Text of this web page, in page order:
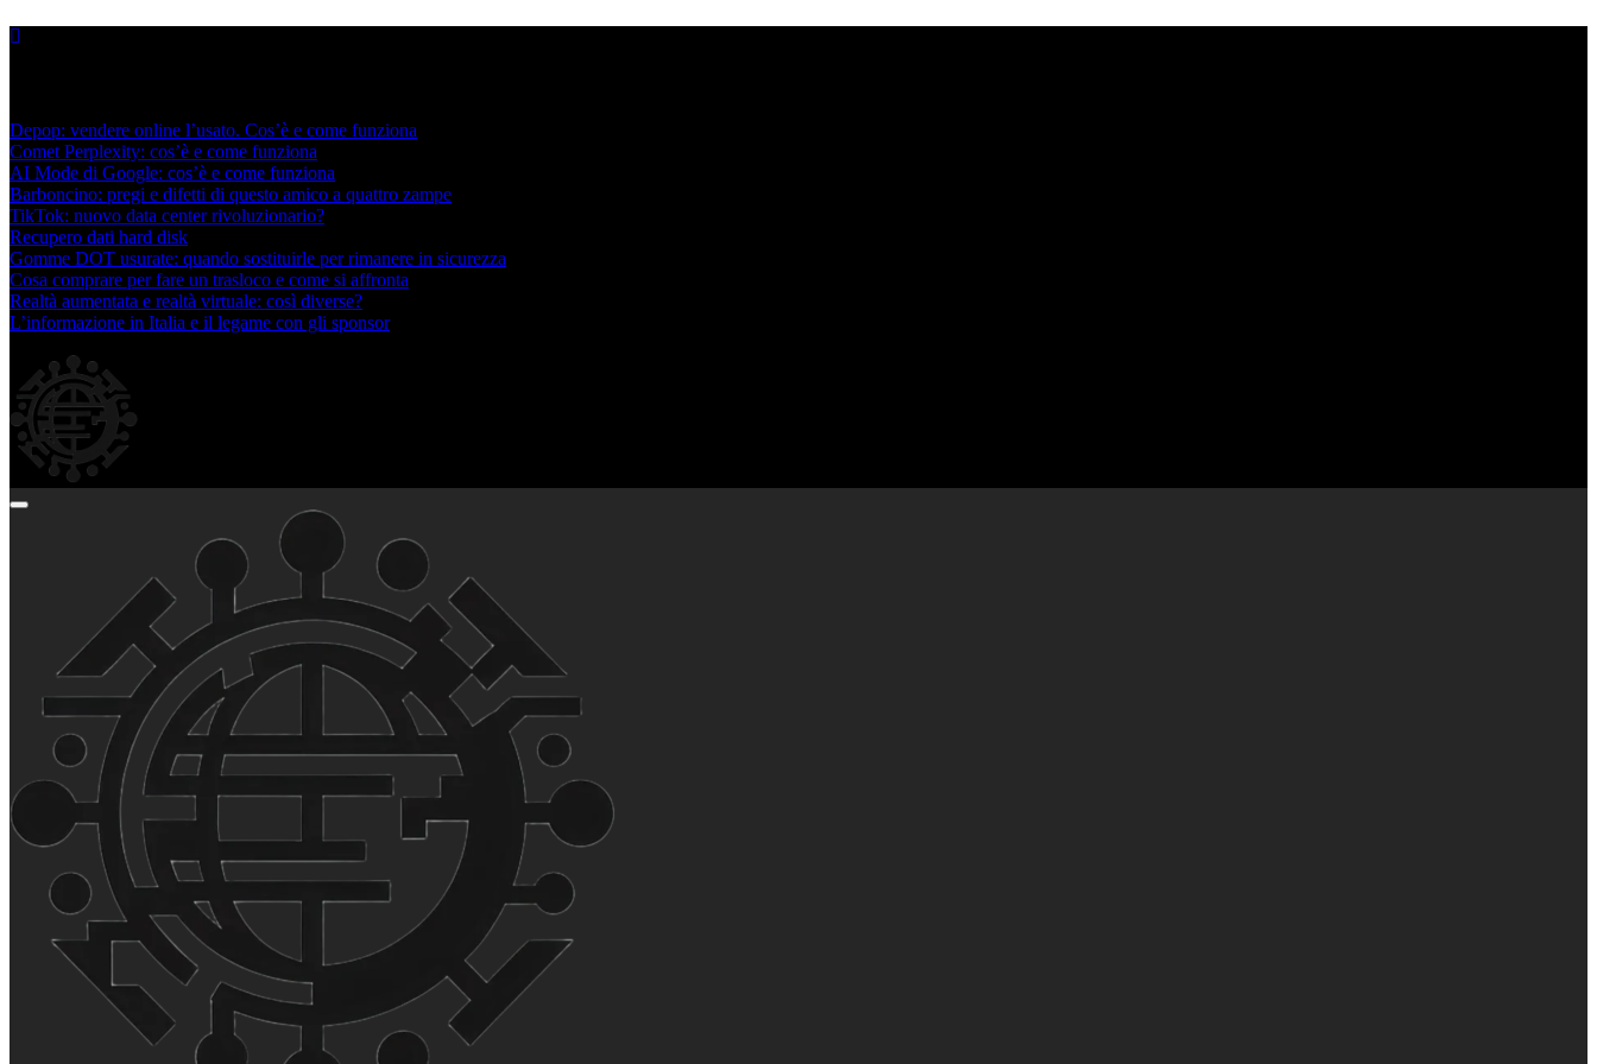
Skip
Depop: vendere online l’usato. Cos’è e come funziona
Comet Perplexity: cos’è e come funziona
AI Mode di Google: cos’è e come funziona
Barboncino: pregi e difetti di questo amico a quattro zampe
TikTok: nuovo data center rivoluzionario?
Recupero dati hard disk
Gomme DOT usurate: quando sostituirle per rimanere in sicurezza
Cosa comprare per fare un trasloco e come si affronta
Realtà aumentata e realtà virtuale: così diverse?
L’informazione in Italia e il legame con gli sponsor